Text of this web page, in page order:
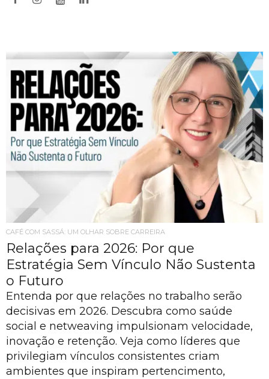
CAFÉ COM SASSÁ: UM OLHAR SOBRE CARREIRA
Relações para 2026: Por que
Estratégia Sem Vínculo Não Sustenta
o Futuro
Entenda por que relações no trabalho serão
decisivas em 2026. Descubra como saúde
social e netweaving impulsionam velocidade,
inovação e retenção. Veja como líderes que
privilegiam vínculos consistentes criam
ambientes que inspiram pertencimento,